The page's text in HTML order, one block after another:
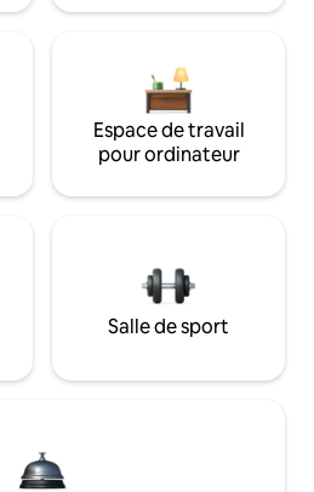
Espace de travail
pour ordinateur
Salle de sport